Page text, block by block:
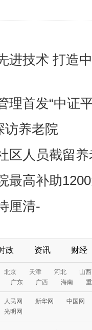
进技术 打造
理首发“中证
访养老院
区人员截留
最高补助
厘清-
政 资讯 财经
北京 天津 河北
山西
广东 广西 海南
人民网 新华网
中国网
光明网